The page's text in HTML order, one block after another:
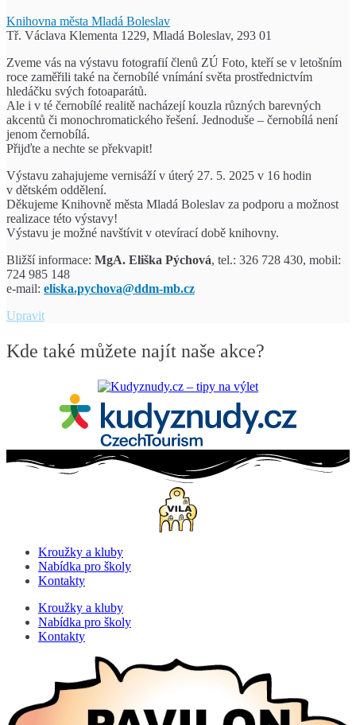
Knihovna města Mladá Boleslav
Tř. Václava Klementa 1229, Mladá Boleslav, 293 01
Zveme vás na výstavu fotografií členů ZÚ Foto, kteří se v letošním
roce zaměřili také na černobílé vnímání světa prostřednictvím
hledáčku svých fotoaparátů.
Ale i v té černobílé realitě nacházejí kouzla různých barevných
akcentů či monochromatického řešení. Jednoduše – černobílá není
jenom černobílá.
Přijďte a nechte se překvapit!
Výstavu zahajujeme vernisáží v úterý 27. 5. 2025 v 16 hodin
v dětském oddělení.
Děkujeme Knihovně města Mladá Boleslav za podporu a možnost
realizace této výstavy!
Výstavu je možné navštívit v otevírací době knihovny.
Bližší informace: MgA. Eliška Pýchová, tel.: 326 728 430, mobil:
724 985 148
e-mail: eliska.pychova@ddm-mb.cz
UpravitČernobílý
fotografie
Kde také můžete najít naše akce?
Kroužky a kluby
Nabídka pro školy
Kontakty
Kroužky a kluby
Nabídka pro školy
Kontakty